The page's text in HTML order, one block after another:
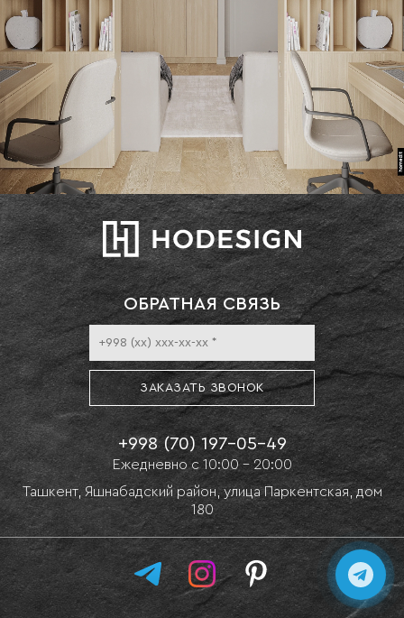
ОБРАТНАЯ СВЯЗЬ
ЗАКАЗАТЬ ЗВОНОК
+998 (70) 197-05-49
Eжедневно с 10:00 - 20:00
Ташкент, Яшнабадский район, улица Паркентская, дом
180